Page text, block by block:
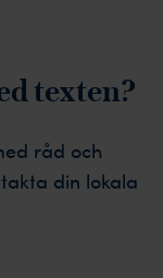
texten?
råd och
din lokala